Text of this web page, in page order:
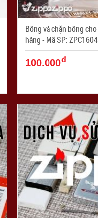
Bông và chặn bông
hãng - Mã SP: ZPC1604
100.000đ